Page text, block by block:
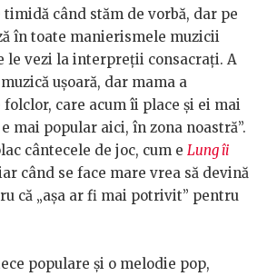
timidă când stăm de vorbă, dar pe
în toate manierismele muzicii
le vezi la interpreții consacrați. A
ușoară, dar mama a
care acum îi place și ei mai
mai popular aici, în zona noastră”.
cântecele de joc, cum e Lung îi
când se face mare vrea să devină
că „așa ar fi mai potrivit” pentru
populare și o melodie pop,